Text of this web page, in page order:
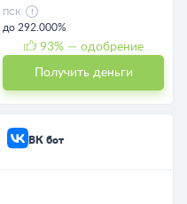
ПСК
до 292.000%
93% — одобрение
Получить деньги
ВК бот